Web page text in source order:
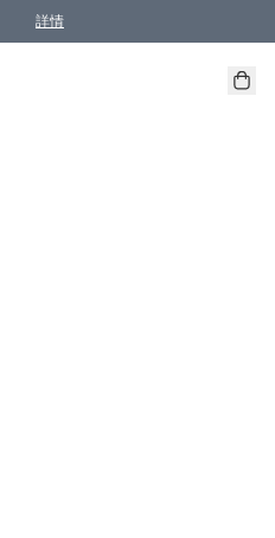
詳情
限 售完即止
有限 售完即止♫
或以上85 折；買6件或以上8 折
件HKD 260.00
件HKD 360.00
件HKD 180.00
件HKD 320.00
件或以上9 折；買6件或以上85 折；買8件
；買4件或以上減HKD 32.00；買6
或以上9 折；買8件或以上85 折；買12
適用於 特定的送貨方式 )